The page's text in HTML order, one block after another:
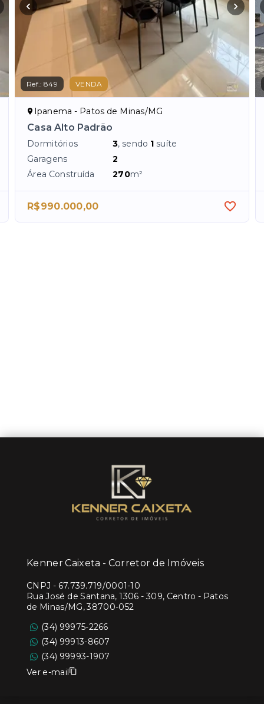
Ref.:849 VENDA
Ipanema - Patos de Minas/MG
Casa Alto Padrão
Dormitórios 3, sendo 1 suíte
Garagens
2
Área Construída
270m²
R$990.000,00
Kenner Caixeta - Corretor de Imóveis
CNPJ - 67.739.719/0001-10
Rua José de Santana, 1306 - 309, Centro - Patos
de Minas/MG, 38700-052
(34) 99975-2266
(34) 99913-8607
(34) 99993-1907
Ver e-mail